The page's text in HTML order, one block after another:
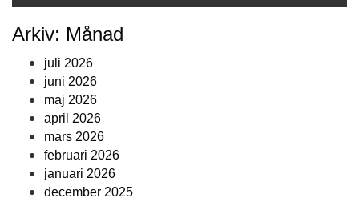
Arkiv: Månad
juli 2026
juni 2026
maj 2026
april 2026
mars 2026
februari 2026
januari 2026
december 2025